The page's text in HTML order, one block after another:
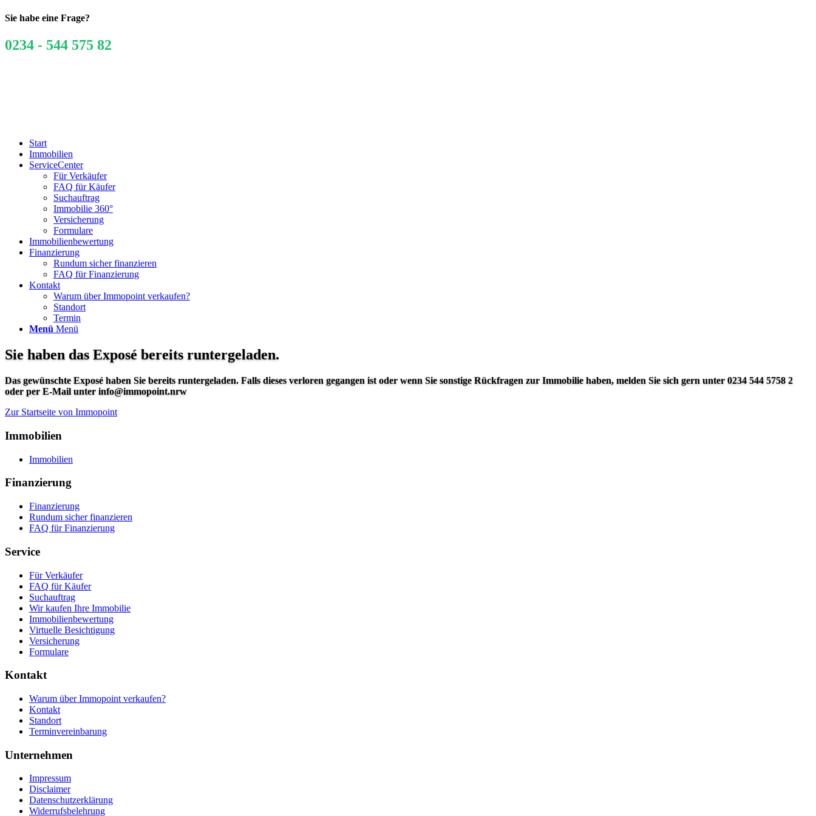
Sie habe eine Frage?
0234 - 544 575 82
Start
Immobilien
ServiceCenter
Für Verkäufer
FAQ für Käufer
Suchauftrag
Immobilie 360°
Versicherung
Formulare
Immobilienbewertung
Finanzierung
Rundum sicher finanzieren
FAQ für Finanzierung
Kontakt
Warum über Immopoint verkaufen?
Standort
Termin
Menü Menü
Sie haben das Exposé bereits runtergeladen.
Das gewünschte Exposé haben Sie bereits runtergeladen. Falls dieses verloren gegangen ist oder wenn Sie sonstige Rückfragen zur Immobilie haben, melden Sie sich gern unter 0234 544 5758 2
oder per E-Mail unter info@immopoint.nrw
Zur Startseite von Immopoint
Immobilien
Immobilien
Finanzierung
Finanzierung
Rundum sicher finanzieren
FAQ für Finanzierung
Service
Für Verkäufer
FAQ für Käufer
Suchauftrag
Wir kaufen Ihre Immobilie
Immobilienbewertung
Virtuelle Besichtigung
Versicherung
Formulare
Kontakt
Warum über Immopoint verkaufen?
Kontakt
Standort
Terminvereinbarung
Unternehmen
Impressum
Disclaimer
Datenschutzerklärung
Widerrufsbelehrung